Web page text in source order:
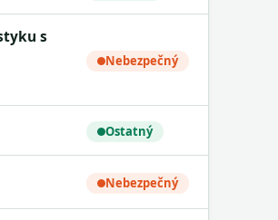
Nebezpečný
Ostatný
Nebezpečný